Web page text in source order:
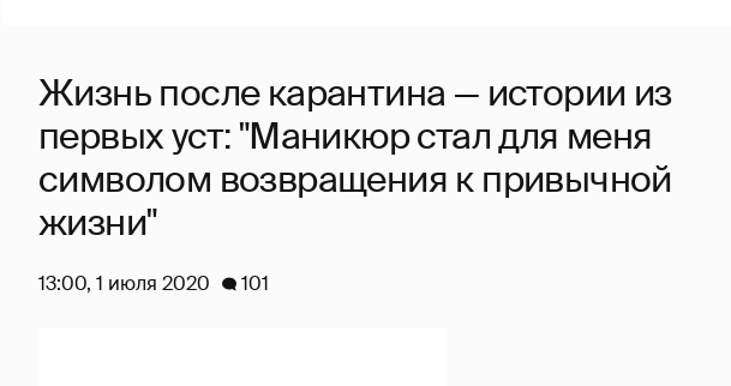
Жизнь после карантина — истории из
первых уст: "Маникюр стал для меня
символом возвращения к привычной
жизни"
13:00, 1 июля 2020 101